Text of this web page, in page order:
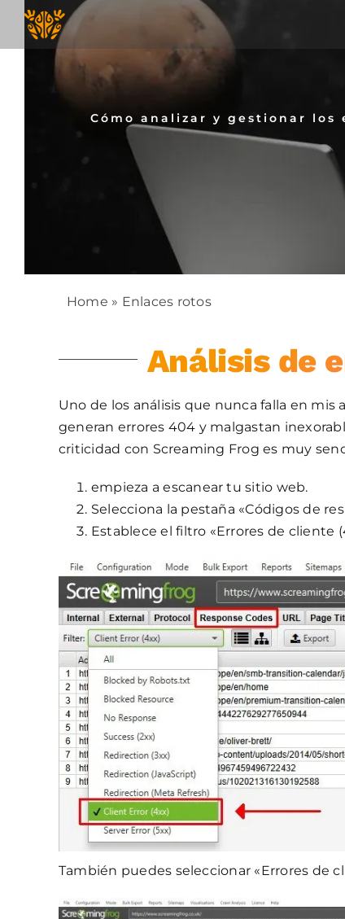
Skip
content
Cómo analizar y gestionar
Home » Enlaces rotos
Análisis de
Uno de los análisis que nunca falla en mis
generan errores 404 y malgastan
criticidad con Screaming Frog es muy
empieza a escanear tu sitio web.
Selecciona la pestaña «Códigos de
Establece el filtro «Errores de cliente
También puedes seleccionar «Errores de